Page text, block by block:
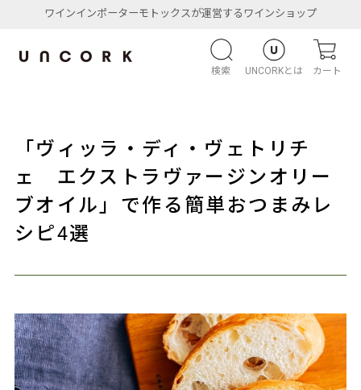
ワインインポーターモトックスが運営するワインショップ
検索 UNCORKとは カート
「ヴィッラ・ディ・ヴェトリチ
ェ エクストラヴァージンオリー
ブオイル」で作る簡単おつまみレ
シピ4選